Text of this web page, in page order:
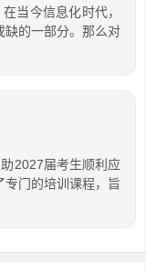
当今信息化时代，
缺的一部分。那么对
2027届考生顺利应
专门的培训课程，旨